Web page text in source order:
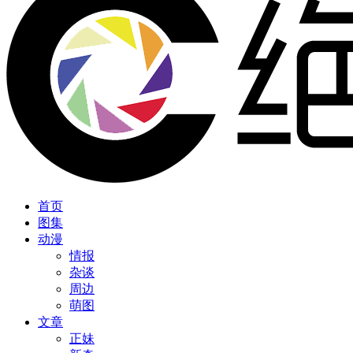
首页
图集
动漫
情报
杂谈
周边
萌图
文章
正妹